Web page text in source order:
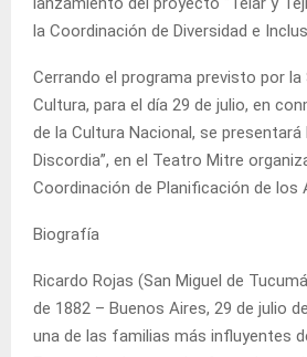
la Coordinación de Diversidad e
Cerrando el programa previsto por la
Cultura, para el día 29 de julio, en
de la Cultura Nacional, se presentará
Discordia”, en el Teatro Mitre
Coordinación de Planificación de los
Biografía
Ricardo Rojas (San Miguel de
de 1882 – Buenos Aires, 29 de julio
una de las familias más influyentes